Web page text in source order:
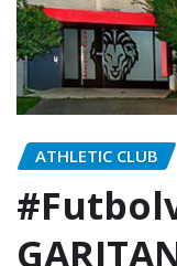
ATHLETIC CLUB